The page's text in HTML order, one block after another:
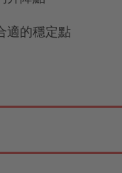
適的穩定點